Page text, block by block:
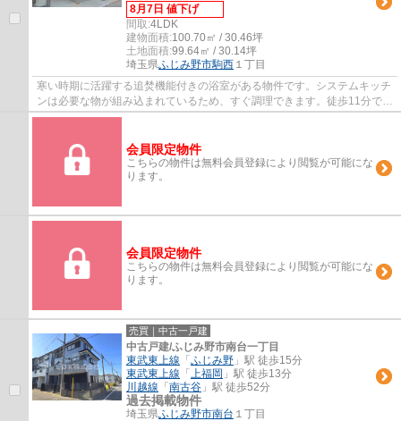
8月7日 値下げ
間取:4LDK
建物面積:100.70㎡ / 30.46坪
土地面積:99.64㎡ / 30.14坪
埼玉県ふじみ野市駒西 １丁目
寒い時期に活躍する追焚機能付きの浴室がある物件です。システムキッチ
ンは必要な物が組み込まれているため、すぐ調理できます。徒歩11分で駅
へのアクセスが可能な物件です。南向きの...
会員限定物件
こちらの物件は無料会員登録により閲覧が可能にな
ります。
会員限定物件
こちらの物件は無料会員登録により閲覧が可能にな
ります。
売買｜中古一戸建
中古戸建/ふじみ野市南台一丁目
東武東上線 「 ふじみ野 」駅 徒歩15分
東武東上線 「 上福岡 」駅 徒歩13分
川越線 「 南古谷 」駅 徒歩52分
過去掲載物件
埼玉県ふじみ野市南台 １丁目